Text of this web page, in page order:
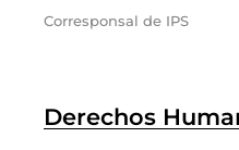
Corresponsal de IPS
Derechos